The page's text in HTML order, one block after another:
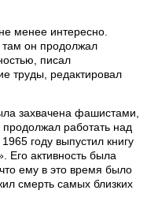
менее интересно.
он продолжал
писал
труды, редактировал
захвачена фашистами,
работать над
году выпустил книгу
Его активность была
ему в это время было
смерть самых близких